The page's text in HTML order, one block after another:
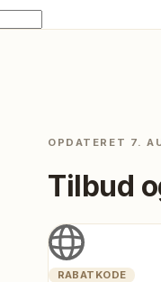
OPDATERET 7.
Tilbud
RABATKODE